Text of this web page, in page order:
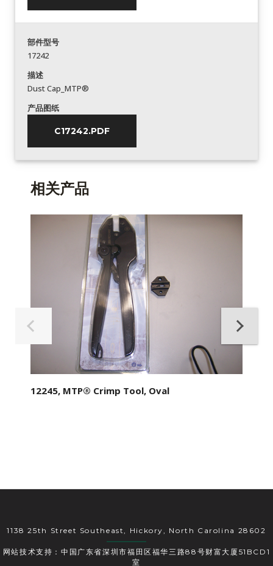
部件型号
17242
描述
Dust Cap_MTP®
产品图纸
C17242.PDF
相关产品
12245, MTP® Crimp Tool, Oval
1138 25th Street Southeast, Hickory, North Carolina 28602
网站技术支持：中国广东省深圳市福田区福华三路88号财富大厦51BCD1
室